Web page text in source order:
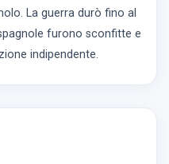
La guerra durò fino al
furono sconfitte e
indipendente.